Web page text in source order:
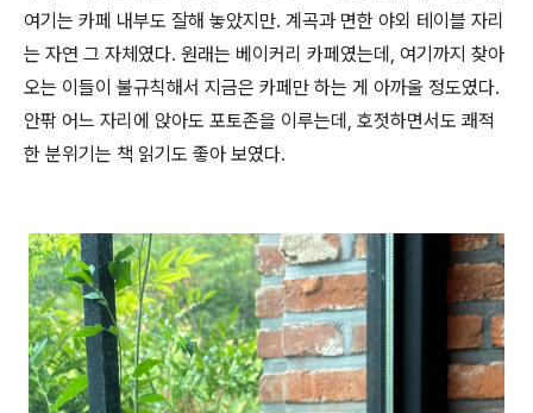
여기는 카페 내부도 잘해 놓았지만. 계곡과 면한 야외 테이블 자리
는 자연 그 자체였다. 원래는 베이커리 카페였는데, 여기까지 찾아
오는 이들이 불규칙해서 지금은 카페만 하는 게 아까울 정도였다.
안팎 어느 자리에 앉아도 포토존을 이루는데, 호젓하면서도 쾌적
한 분위기는 책 읽기도 좋아 보였다.